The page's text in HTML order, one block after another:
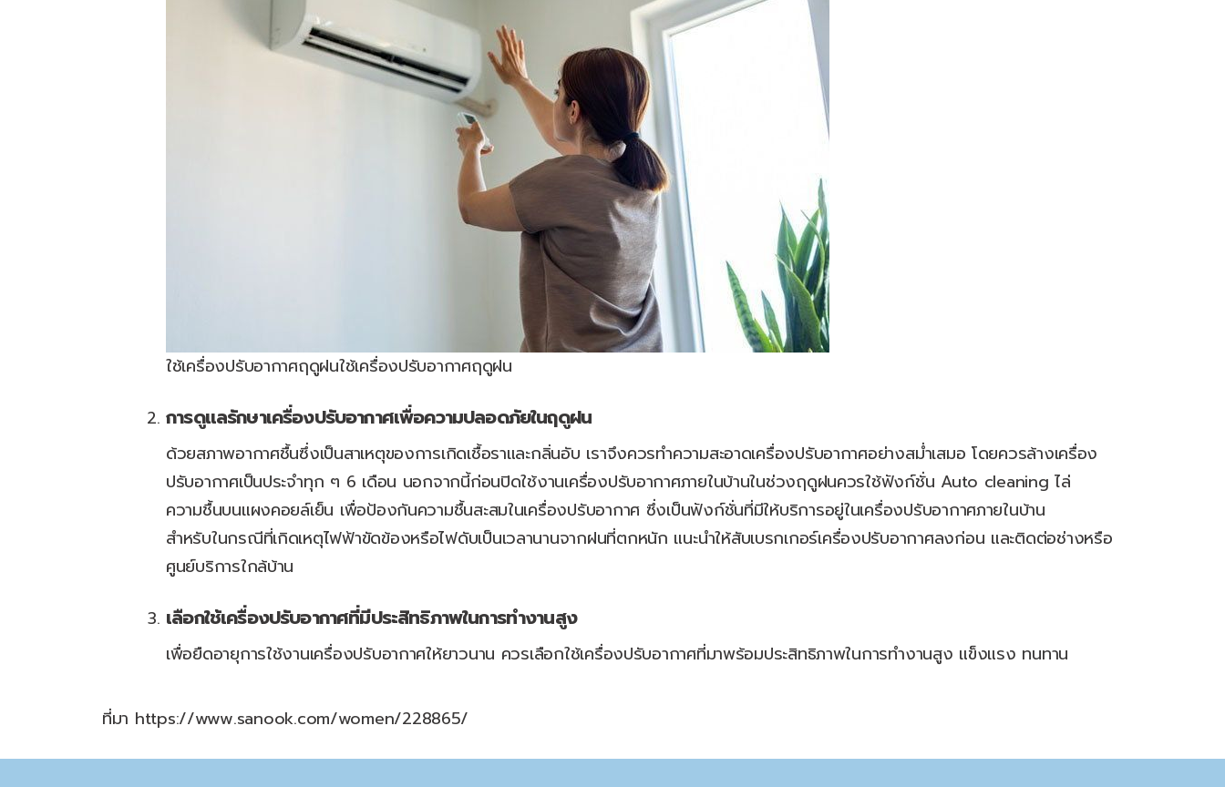
ใช้เครื่องปรับอากาศฤดูฝนใช้เครื่องปรับอากาศฤดูฝน
การดูแลรักษาเครื่องปรับอากาศเพื่อความปลอดภัยในฤดูฝน
ด้วยสภาพอากาศชื้นซึ่งเป็นสาเหตุของการเกิดเชื้อราและกลิ่นอับ เราจึงควรทำความสะอาดเครื่องปรับอากาศอย่างสม่ำเสมอ โดยควรล้างเครื่อง
ปรับอากาศเป็นประจำทุก ๆ 6 เดือน นอกจากนี้ก่อนปิดใช้งานเครื่องปรับอากาศภายในบ้านในช่วงฤดูฝนควรใช้ฟังก์ชั่น Auto cleaning ไล่
ความชื้นบนแผงคอยล์เย็น เพื่อป้องกันความชื้นสะสมในเครื่องปรับอากาศ ซึ่งเป็นฟังก์ชั่นที่มีให้บริการอยู่ในเครื่องปรับอากาศภายในบ้าน
สำหรับในกรณีที่เกิดเหตุไฟฟ้าขัดข้องหรือไฟดับเป็นเวลานานจากฝนที่ตกหนัก แนะนำให้สับเบรกเกอร์เครื่องปรับอากาศลงก่อน และติดต่อช่างหรือ
ศูนย์บริการใกล้บ้าน
เลือกใช้เครื่องปรับอากาศที่มีประสิทธิภาพในการทำงานสูง
เพื่อยืดอายุการใช้งานเครื่องปรับอากาศให้ยาวนาน ควรเลือกใช้เครื่องปรับอากาศที่มาพร้อมประสิทธิภาพในการทำงานสูง แข็งแรง ทนทาน
ที่มา https://www.sanook.com/women/228865/